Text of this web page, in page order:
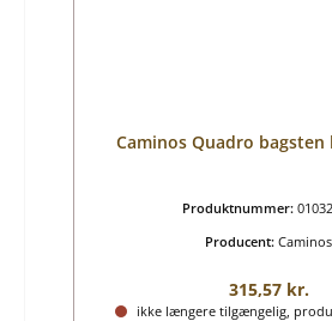
Caminos Quadro
Produktnummer:
Producent: Caminos
Almindelig
315,57 kr.
ikke længere tilgængelig,